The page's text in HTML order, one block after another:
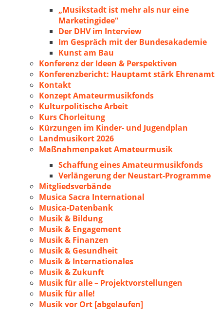
„Musikstadt ist mehr als nur eine
Marketingidee“
Der DHV im Interview
Im Gespräch mit der Bundesakademie
Kunst am Bau
Konferenz der Ideen & Perspektiven
Konferenzbericht: Hauptamt stärk Ehrenamt
Kontakt
Konzept Amateurmusikfonds
Kulturpolitische Arbeit
Kurs Chorleitung
Kürzungen im Kinder- und Jugendplan
Landmusikort 2026
Maßnahmenpaket Amateurmusik
Schaffung eines Amateurmusikfonds
Verlängerung der Neustart-Programme
Mitgliedsverbände
Musica Sacra International
Musica-Datenbank
Musik & Bildung
Musik & Engagement
Musik & Finanzen
Musik & Gesundheit
Musik & Internationales
Musik & Zukunft
Musik für alle – Projektvorstellungen
Musik für alle!
Musik vor Ort [abgelaufen]